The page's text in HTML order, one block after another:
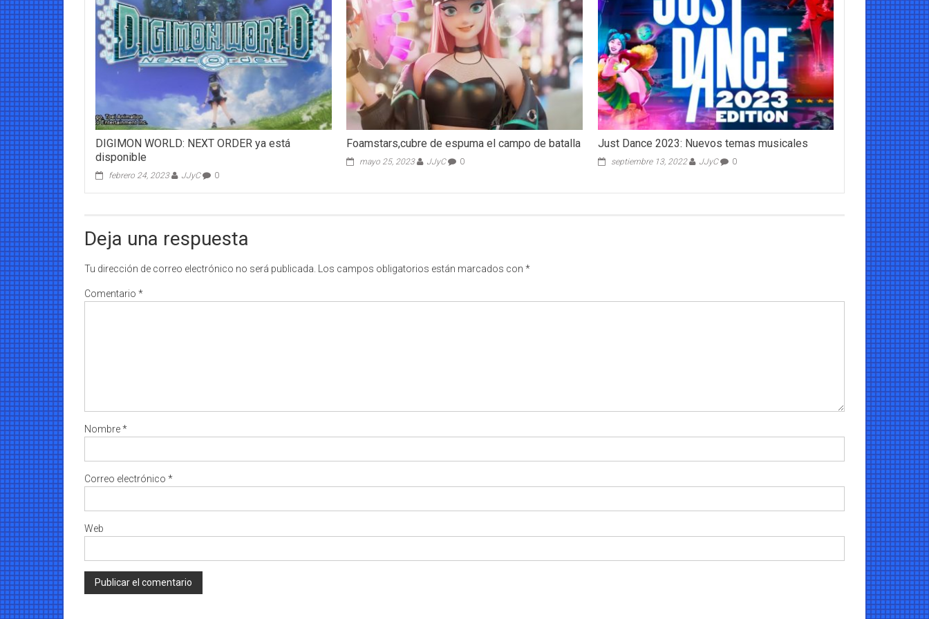
DIGIMON WORLD: NEXT ORDER ya está
disponible
febrero 24, 2023 JJyC 0
Foamstars,cubre de espuma el campo de batalla
mayo 25, 2023 JJyC 0
Just Dance 2023: Nuevos temas musicales
septiembre 13, 2022 JJyC 0
Deja una respuesta
Tu dirección de correo electrónico no será publicada. Los campos obligatorios están marcados con *
Comentario *
Nombre*
Correo electrónico *
Web